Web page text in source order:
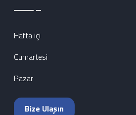
Hafta içi
Cumartesi
Pazar
Bize Ulaşın